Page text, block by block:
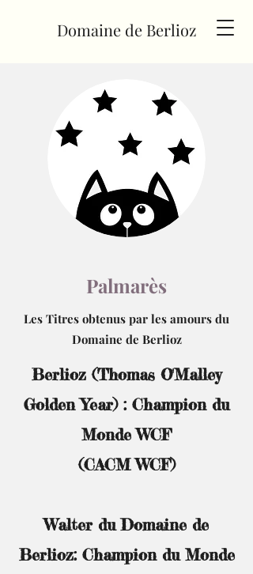
Domaine de Berlioz
Palmarès
Les Titres obtenus par les amours du
Domaine de Berlioz
Berlioz (Thomas O'Malley
Golden Year) : Champion du
Monde WCF
(CACM WCF)
Walter du Domaine de
Berlioz: Champion du Monde